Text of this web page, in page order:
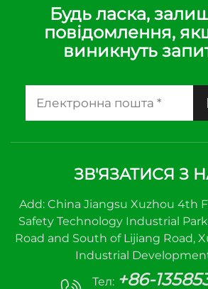
Будь ласка,
повідомлення,
виникнуть
ЗВ'ЯЗАТИСЯ З
Add: China Jiangsu Xuzhou 4th
Safety Technology Industrial
Road and South of Lijiang Road,
Industrial
Тел: +86-